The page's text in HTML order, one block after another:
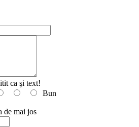
ca şi text!
Bun
de mai jos